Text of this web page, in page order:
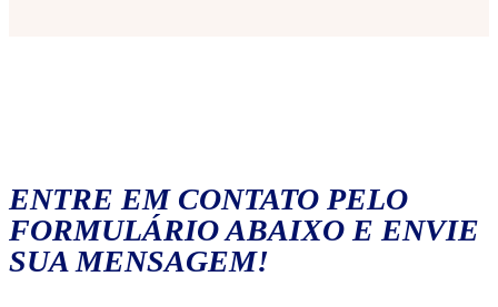
ENTRE EM CONTATO PELO
FORMULÁRIO ABAIXO E ENVIE
SUA MENSAGEM!